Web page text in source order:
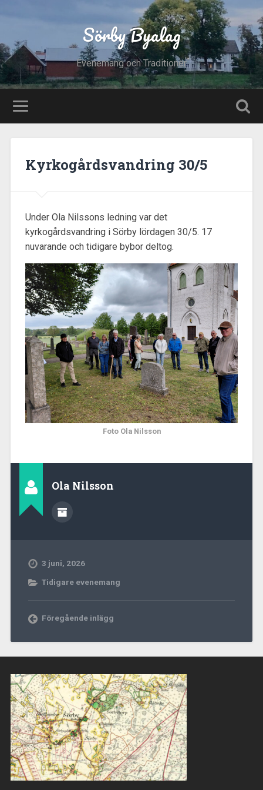
Sörby Byalag
Evenemang och Traditioner
Kyrkogårdsvandring 30/5
Under Ola Nilssons ledning var det
kyrkogårdsvandring i Sörby lördagen 30/5. 17
nuvarande och tidigare bybor deltog.
Foto Ola Nilsson
Ola Nilsson
3 juni, 2026
Tidigare evenemang
Föregående inlägg